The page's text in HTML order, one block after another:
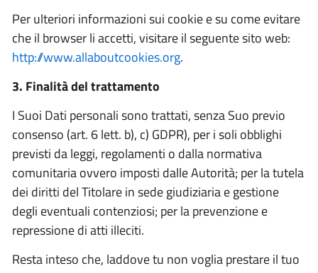
Per ulteriori informazioni sui cookie e su come evitare
che il browser li accetti, visitare il seguente sito web:
http://www.allaboutcookies.org.
3. Finalità del trattamento
I Suoi Dati personali sono trattati, senza Suo previo
consenso (art. 6 lett. b), c) GDPR), per i soli obblighi
previsti da leggi, regolamenti o dalla normativa
comunitaria ovvero imposti dalle Autorità; per la tutela
dei diritti del Titolare in sede giudiziaria e gestione
degli eventuali contenziosi; per la prevenzione e
repressione di atti illeciti.
Resta inteso che, laddove tu non voglia prestare il tuo